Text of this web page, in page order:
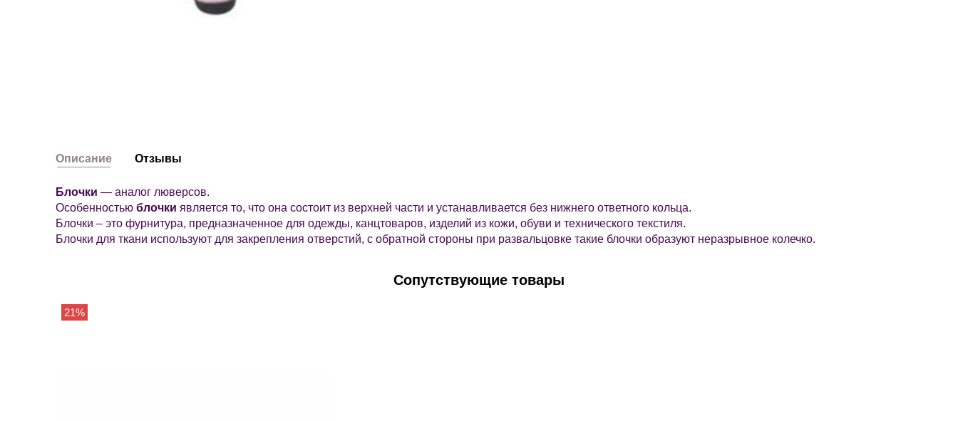
Описание
Блочки — аналог люверсов.
Особенностью блочки является то, что она состоит из верхней части и устанавливается без нижнего ответного кольца.
Блочки – это фурнитура, предназначенное для одежды, канцтоваров, изделий из кожи, обуви и технического текстиля.
Блочки для ткани используют для закрепления отверстий, с обратной стороны при развальцовке такие блочки образуют неразрывное колечко.
Отзывы
Сопутствующие товары
21%